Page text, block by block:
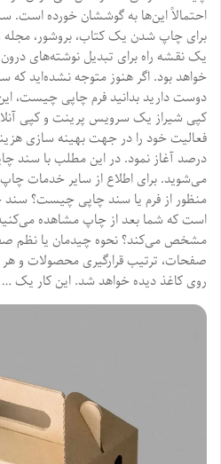
احتمالاً این‌ها به گوششان خورده است.
برای چاپ شدن یک کتاب، بروشور،
یک نقشه راه برای تبدیل نوشته‌های
خواهد بود. اگر هنوز متوجه نشده‌اید
دوست دارید بدانید فرم چاپی چیست، این
درصد آغاز نمود. در این مطلب با سند
می‌شوید. برای اطلاع از سایر خدمات
منظور از فرم یا سند چاپی چیست؟ سند
است که شما بعد از چاپ مشاهده
مشخص می‌کند؟ نحوه چیدمان یا نظم
صفحات، ترتیب قرارگیری محصولات و
روی کاغذ دیده خواهد شد. این کار یک …